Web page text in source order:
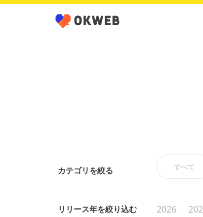
カテゴリを絞る すべて
リリース年を絞り込む 2026